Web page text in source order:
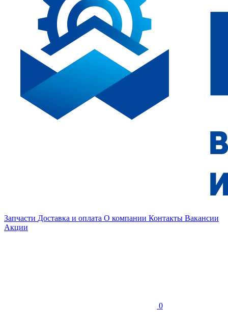
Запчасти Доставка и оплата О компании Контакты Вакансии
Акции
0